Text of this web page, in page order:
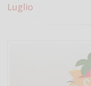
Luglio